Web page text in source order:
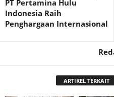
PT Pertamina Hulu
Indonesia Raih
Penghargaan Internasional
ARTIKEL TERKAIT